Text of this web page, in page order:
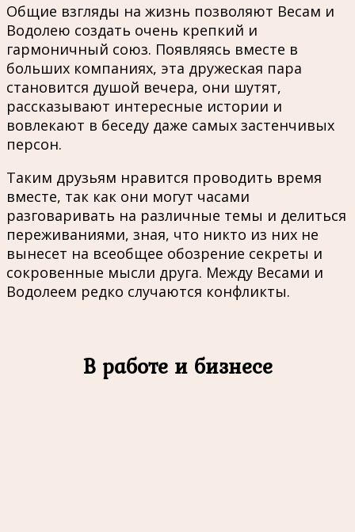
Общие взгляды на жизнь позволяют Весам и
Водолею создать очень крепкий и
гармоничный союз. Появляясь вместе в
больших компаниях, эта дружеская пара
становится душой вечера, они шутят,
рассказывают интересные истории и
вовлекают в беседу даже самых застенчивых
персон.
Таким друзьям нравится проводить время
вместе, так как они могут часами
разговаривать на различные темы и делиться
переживаниями, зная, что никто из них не
вынесет на всеобщее обозрение секреты и
сокровенные мысли друга. Между Весами и
Водолеем редко случаются конфликты.
В работе и бизнесе